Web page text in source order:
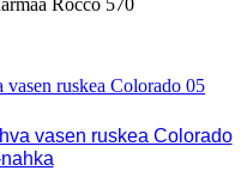
vasen ruskea Colorado